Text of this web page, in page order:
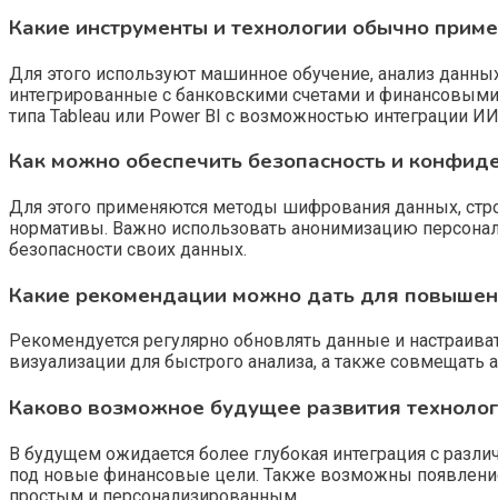
Какие инструменты и технологии обычно
Для этого используют машинное обучение, анализ
интегрированные с банковскими счетами и
типа Tableau или Power BI с возможностью интеграции
Как можно обеспечить безопасность и
Для этого применяются методы шифрования данных,
нормативы. Важно использовать анонимизацию
безопасности своих данных.
Какие рекомендации можно дать для
Рекомендуется регулярно обновлять данные и
визуализации для быстрого анализа, а также
Каково возможное будущее развития
В будущем ожидается более глубокая интеграция с
под новые финансовые цели. Также возможны